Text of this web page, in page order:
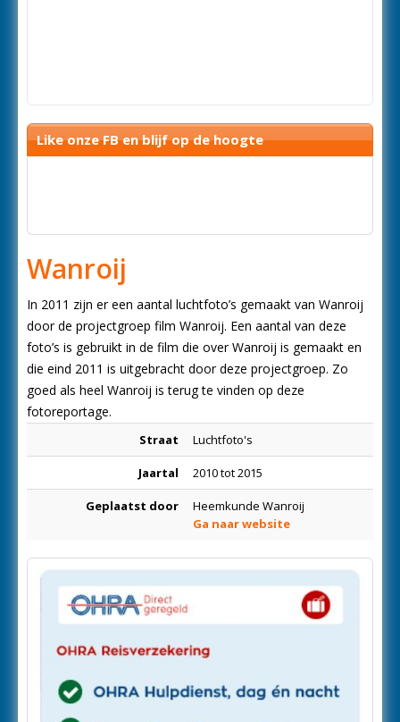
Like onze FB en blijf op de hoogte
Wanroij
In 2011 zijn er een aantal luchtfoto’s gemaakt van Wanroij
door de projectgroep film Wanroij. Een aantal van deze
foto’s is gebruikt in de film die over Wanroij is gemaakt en
die eind 2011 is uitgebracht door deze projectgroep. Zo
goed als heel Wanroij is terug te vinden op deze
fotoreportage.
Straat Luchtfoto's
Jaartal 2010 tot 2015
Geplaatst door
Heemkunde Wanroij
Ga naar website